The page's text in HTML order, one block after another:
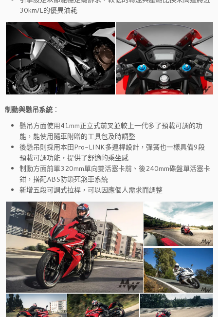
30km/L的優異油耗
制動與懸吊系統 ：
懸吊方面使用41mm正立式前叉並較上一代多了預載可調的功
能，能使用隨車附贈的工具包及時調整
後懸吊則採用本田Pro-LINK多連桿設計，彈簧也一樣具備9段
預載可調功能，提供了舒適的乘坐感
制動方面前單320mm單向雙活塞卡前、後240mm碟盤單活塞卡
鉗，搭配ABS防鎖死煞車系統
新增五段可調式拉桿，可以因應個人需求而調整